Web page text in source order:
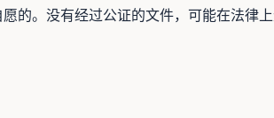
的。没有经过公证的文件，可能在法律